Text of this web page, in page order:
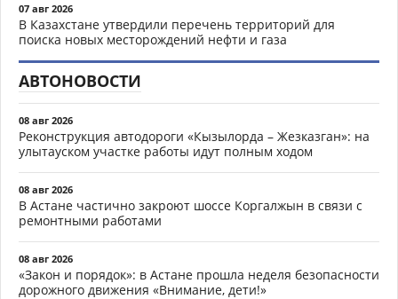
07 авг 2026
В Казахстане утвердили перечень территорий для
поиска новых месторождений нефти и газа
АВТОНОВОСТИ
08 авг 2026
Реконструкция автодороги «Кызылорда – Жезказган»: на
улытауском участке работы идут полным ходом
08 авг 2026
В Астане частично закроют шоссе Коргалжын в связи с
ремонтными работами
08 авг 2026
«Закон и порядок»: в Астане прошла неделя безопасности
дорожного движения «Внимание, дети!»